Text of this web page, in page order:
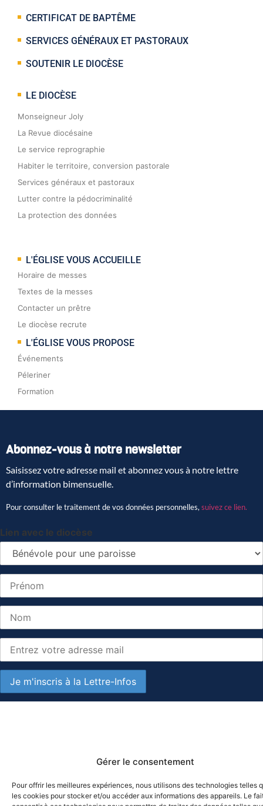
Gérer le consentement
Pour offrir les meilleures expériences, nous utilisons des technologies telles
les cookies pour stocker et/ou accéder aux informations des appareils. Le
CERTIFICAT DE BAPTÊME
SERVICES GÉNÉRAUX ET PASTORAUX
SOUTENIR LE DIOCÈSE
LE DIOCÈSE
Monseigneur Joly
La Revue diocésaine
Le service reprographie
Habiter le territoire, conversion pastorale
Services généraux et pastoraux
Lutter contre la pédocriminalité
La protection des données
L'ÉGLISE VOUS ACCUEILLE
Horaire de messes
Textes de la messes
Contacter un prêtre
Le diocèse recrute
L'ÉGLISE VOUS PROPOSE
Événements
Péleriner
Formation
Abonnez-vous à notre newsletter
Saisissez votre adresse mail et abonnez vous à notre lettre
d’information bimensuelle.
Pour consulter le traitement de vos données personnelles, suivez ce lien.
Lien avec le diocèse